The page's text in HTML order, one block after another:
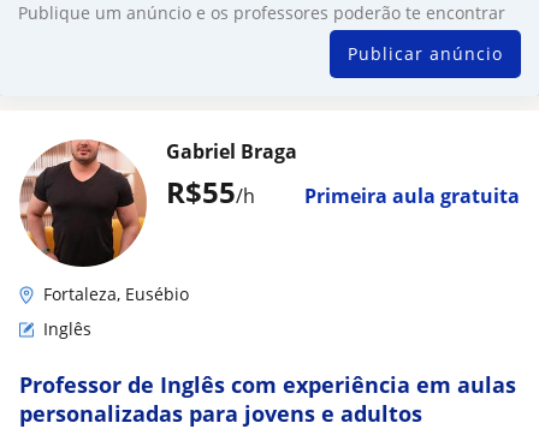
Publique um anúncio e os professores poderão te encontrar
Publicar anúncio
R$55/h Primeira aula gratuita
Gabriel Braga
Fortaleza, Eusébio
Inglês
Professor de Inglês com experiência em aulas
personalizadas para jovens e adultos